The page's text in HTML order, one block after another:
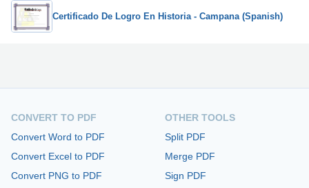
Certificado De Logro En Historia - Campana (Spanish)
CONVERT TO PDF
Convert Word to PDF
Convert Excel to PDF
Convert PNG to PDF
OTHER TOOLS
Split PDF
Merge PDF
Sign PDF